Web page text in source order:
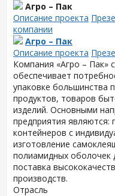
Агро – Пак
Описание проекта
компании
Агро – Пак
Описание проекта
Компания «Агро – Пак»
обеспечивает
упаковке большинства
продуктов, товаров
изделий. Основными
предприятия являются:
контейнеров с
изготовление
полиамидных
поставка
производств.
Отрасль